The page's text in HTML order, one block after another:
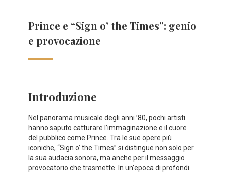
Prince e “Sign o’ the Times”: genio
e provocazione
Introduzione
Nel ⁢panorama musicale⁤ degli anni ’80, pochi artisti
hanno ⁢saputo catturare l’immaginazione e il cuore
del pubblico come ‌Prince. ​Tra le‌ sue⁢ opere più
iconiche, “Sign o’ the Times” si ⁤distingue non‍ solo per
la sua audacia ⁤sonora, ma anche per il messaggio
provocatorio che‌ trasmette. ‍In un’epoca di‌ profondi‍